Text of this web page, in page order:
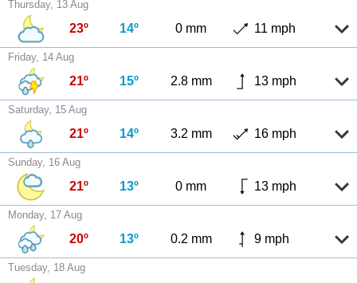
Thursday, 13 Aug
23º 14º 0 mm 11 mph
Friday, 14 Aug
21º 15º 2.8 mm 13 mph
Saturday, 15 Aug
21º 14º 3.2 mm 16 mph
Sunday, 16 Aug
21º 13º 0 mm 13 mph
Monday, 17 Aug
20º 13º 0.2 mm 9 mph
Tuesday, 18 Aug